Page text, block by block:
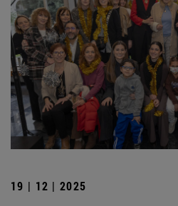
19 | 12 | 2025